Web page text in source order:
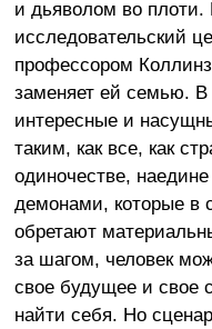
и дьяволом во
исследовательский
профессором
заменяет ей семью. В
интересные и
таким, как все, как
одиночестве,
демонами, которые
обретают
за шагом, человек
свое будущее и свое
найти себя. Но